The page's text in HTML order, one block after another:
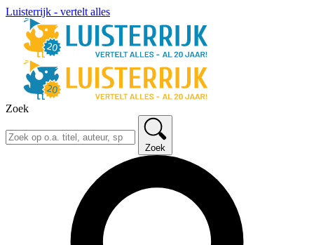
Luisterrijk - vertelt alles
Zoek
Zoek